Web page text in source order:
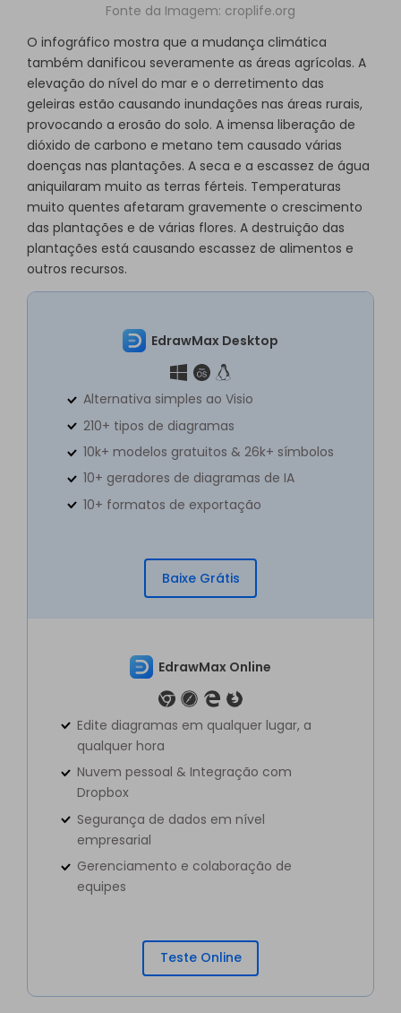
Fonte da Imagem: croplife.org
O infográfico mostra que a mudança climática
também danificou severamente as áreas agrícolas. A
elevação do nível do mar e o derretimento das
geleiras estão causando inundações nas áreas rurais,
provocando a erosão do solo. A imensa liberação de
dióxido de carbono e metano tem causado várias
doenças nas plantações. A seca e a escassez de água
aniquilaram muito as terras férteis. Temperaturas
muito quentes afetaram gravemente o crescimento
das plantações e de várias flores. A destruição das
plantações está causando escassez de alimentos e
outros recursos.
EdrawMax Desktop
Alternativa simples ao Visio
210+ tipos de diagramas
10k+ modelos gratuitos & 26k+ símbolos
10+ geradores de diagramas de IA
10+ formatos de exportação
Baixe Grátis
EdrawMax Online
Edite diagramas em qualquer lugar, a
qualquer hora
Nuvem pessoal & Integração com
Dropbox
Segurança de dados em nível
empresarial
Gerenciamento e colaboração de
equipes
Teste Online